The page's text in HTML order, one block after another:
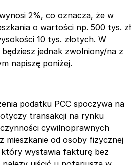
2%, co oznacza, że w
o wartości np. 500 tys. zł
10 tys. złotych. W
jednak zwolniony/na z
napiszę poniżej.
podatku PCC spoczywa na
transakcji na rynku
cywilnoprawnych
mieszkanie od osoby fizycznej
wystawia fakturę bez